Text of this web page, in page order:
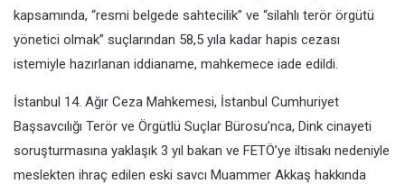
kapsamında, “resmi belgede sahtecilik” ve “silahlı terör örgütü
yönetici olmak” suçlarından 58,5 yıla kadar hapis cezası
istemiyle hazırlanan iddianame, mahkemece iade edildi.
İstanbul 14. Ağır Ceza Mahkemesi, İstanbul Cumhuriyet
Başsavcılığı Terör ve Örgütlü Suçlar Bürosu’nca, Dink cinayeti
soruşturmasına yaklaşık 3 yıl bakan ve FETÖ’ye iltisakı nedeniyle
meslekten ihraç edilen eski savcı Muammer Akkaş hakkında